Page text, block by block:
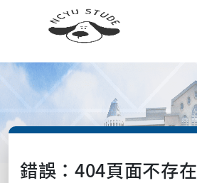
錯誤：404頁面不存在